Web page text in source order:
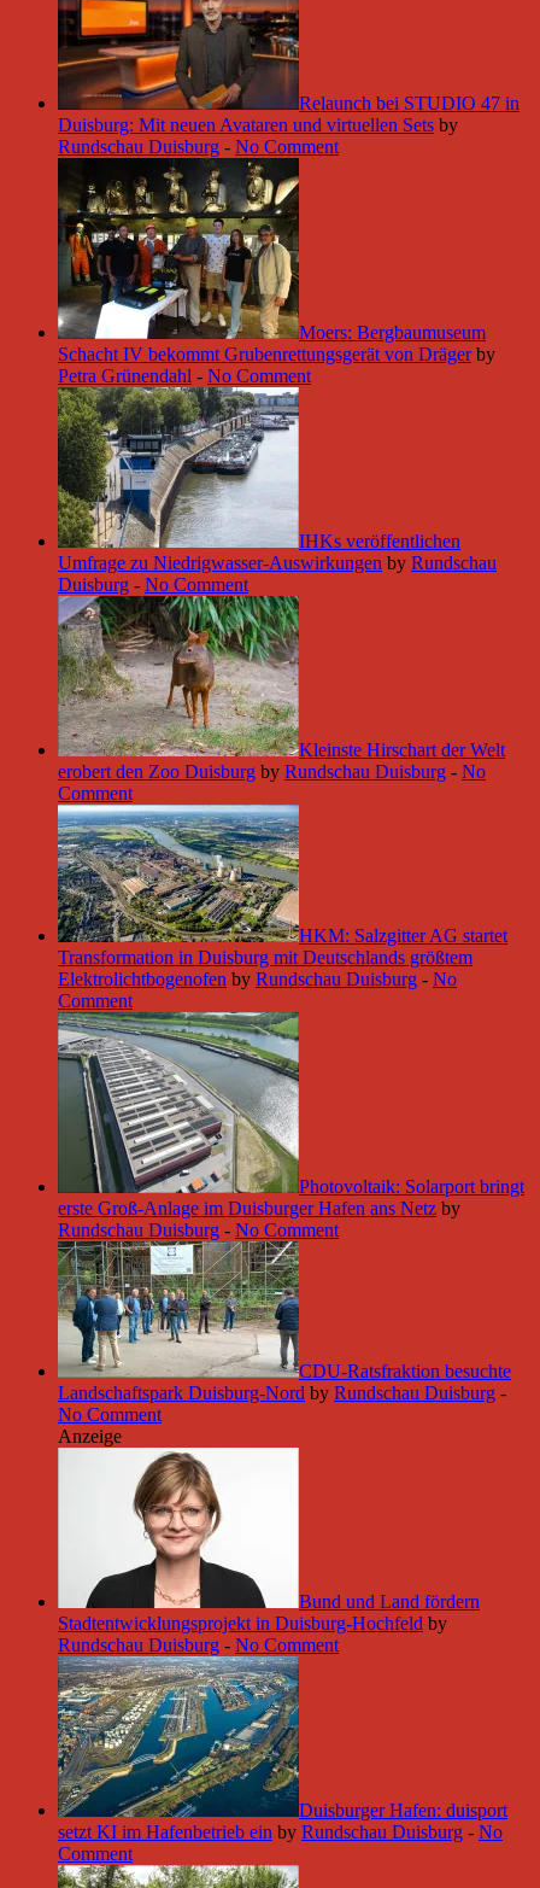
Relaunch bei STUDIO 47 in
Duisburg: Mit neuen Avataren und virtuellen Sets by
Rundschau Duisburg - No Comment
Moers: Bergbaumuseum
Schacht IV bekommt Grubenrettungsgerät von Dräger by
Petra Grünendahl - No Comment
IHKs veröffentlichen
Umfrage zu Niedrigwasser-Auswirkungen by Rundschau
Duisburg - No Comment
Kleinste Hirschart der Welt
erobert den Zoo Duisburg by Rundschau Duisburg - No
Comment
HKM: Salzgitter AG startet
Transformation in Duisburg mit Deutschlands größtem
Elektrolichtbogenofen by Rundschau Duisburg - No
Comment
Photovoltaik: Solarport bringt
erste Groß-Anlage im Duisburger Hafen ans Netz by
Rundschau Duisburg - No Comment
CDU-Ratsfraktion besuchte
Landschaftspark Duisburg-Nord by Rundschau Duisburg -
No Comment
Anzeige
Bund und Land fördern
Stadtentwicklungsprojekt in Duisburg-Hochfeld by
Rundschau Duisburg - No Comment
Duisburger Hafen: duisport
setzt KI im Hafenbetrieb ein by Rundschau Duisburg - No
Comment